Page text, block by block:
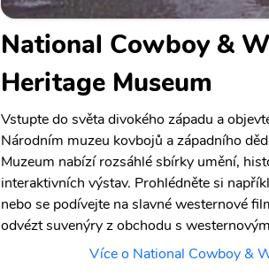
National Cowboy &
Heritage Museum
Vstupte do světa divokého západu a
Národním muzeu kovbojů a západního
Muzeum nabízí rozsáhlé sbírky umění,
interaktivních výstav. Prohlédněte si
nebo se podívejte na slavné westernové
odvézt suvenýry z obchodu s
Více o National Cowboy &